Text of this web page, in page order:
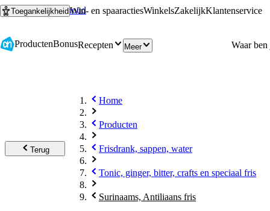
Ga naar hoofdinhoud
Ga naar zoeken
ToegankelijkheidWin- en spaaractiesWinkelsZakelijkKlantenservice
ProductenBonusRecepten Meer
Terug
Home
Producten
Frisdrank, sappen, water
Tonic, ginger, bitter, crafts en speciaal fris
Surinaams, Antiliaans fris